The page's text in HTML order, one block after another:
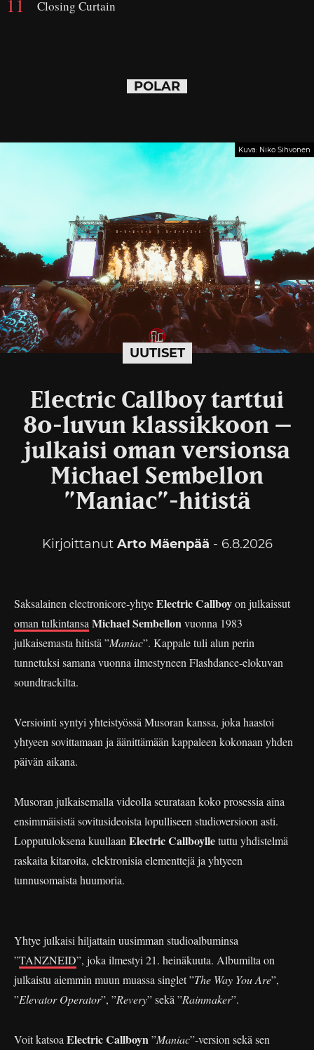
Closing Curtain
POLAR
UUTISET
Kuva: Niko Sihvonen
Electric Callboy tarttui
80-luvun klassikkoon –
julkaisi oman versionsa
Michael Sembellon
”Maniac”-hitistä
Kirjoittanut Arto Mäenpää - 6.8.2026
Saksalainen electronicore-yhtyeElectric Callboyon julkaissut
oman tulkintansa Michael Sembellon vuonna 1983
julkaisemasta hitistä ”Maniac”. Kappale tuli alun perin
tunnetuksi samana vuonna ilmestyneen Flashdance-elokuvan
soundtrackilta.
Versiointi syntyi yhteistyössä Musoran kanssa, joka haastoi
yhtyeen sovittamaan ja äänittämään kappaleen kokonaan yhden
päivän aikana.
Musoran julkaisemalla videolla seurataan koko prosessia aina
ensimmäisistä sovitusideoista lopulliseen studioversioon asti.
Lopputuloksena kuullaan Electric Callboylletuttu yhdistelmä
raskaita kitaroita, elektronisia elementtejä ja yhtyeen
tunnusomaista huumoria.
Yhtye julkaisi hiljattain uusimman studioalbuminsa
”TANZNEID”, joka ilmestyi 21. heinäkuuta. Albumilta on
julkaistu aiemmin muun muassa singlet ”The Way You Are”,
”Elevator Operator”, ”Revery” sekä ”Rainmaker”.
Voit katsoa Electric Callboyn ”Maniac”-version sekä sen